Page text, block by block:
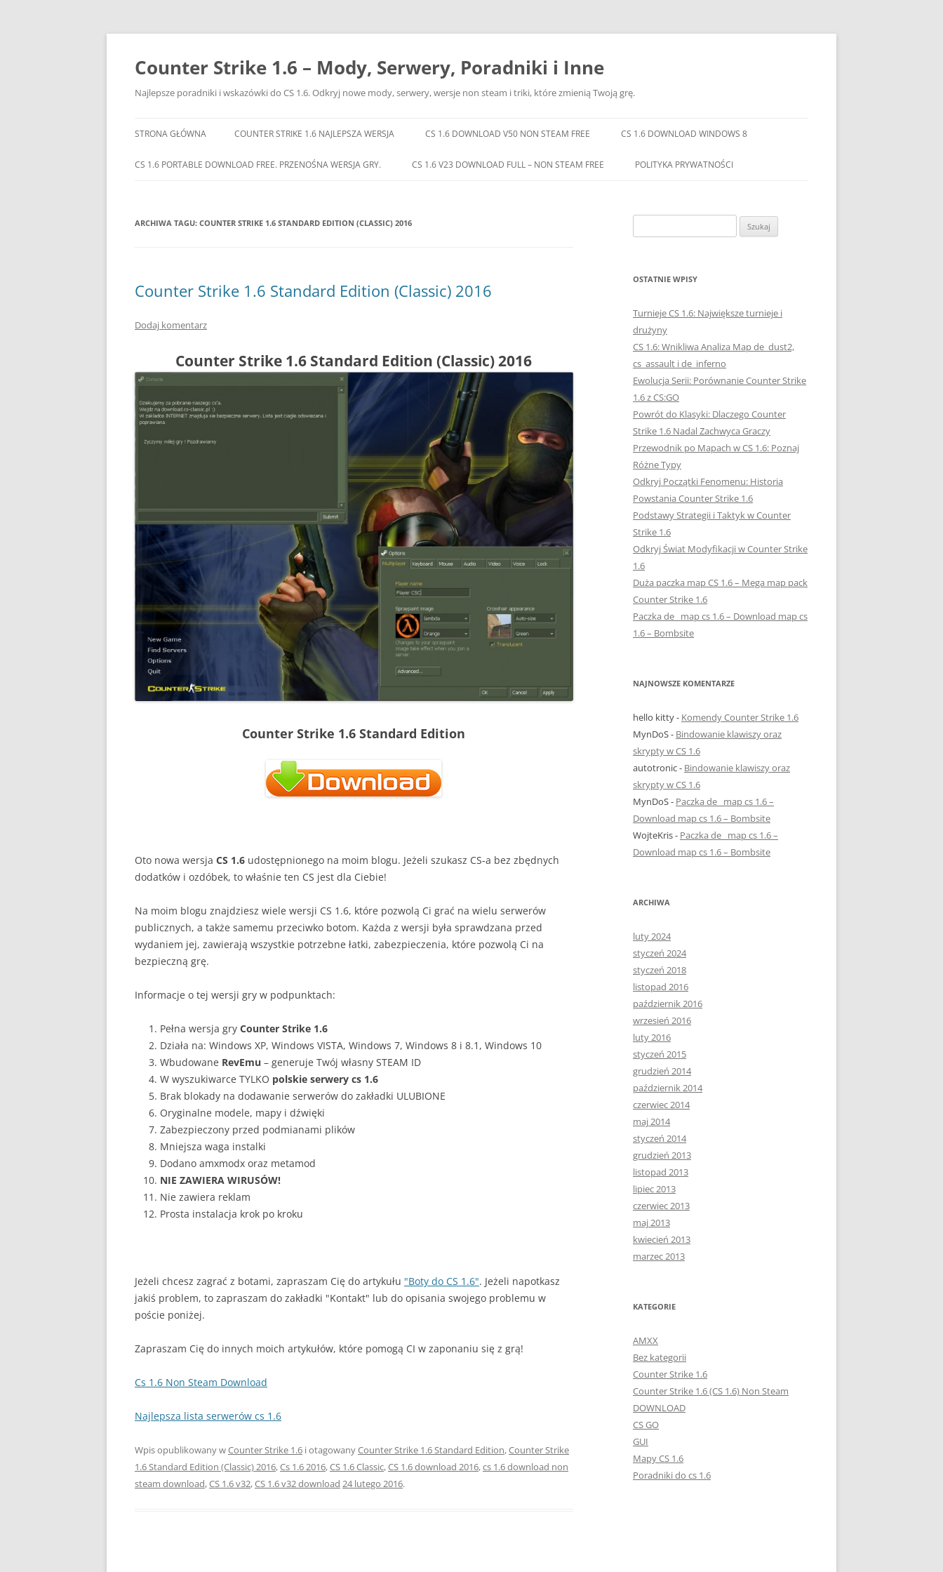
Przejdź
Counter Strike 1.6 – Mody, Serwery, Poradniki i Inne
Najlepsze poradniki i wskazówki do CS 1.6. Odkryj nowe mody, serwery, wersje non steam i triki, które zmienią Twoją grę.
STRONA GŁÓWNA COUNTER STRIKE 1.6 NAJLEPSZA WERSJA CS 1.6 DOWNLOAD V50 NON STEAM FREE CS 1.6 DOWNLOAD WINDOWS 8
CS 1.6 PORTABLE DOWNLOAD FREE. PRZENOŚNA WERSJA GRY. CS 1.6 V23 DOWNLOAD FULL – NON STEAM FREE POLITYKA PRYWATNOŚCI
ARCHIWA TAGU: COUNTER STRIKE 1.6 STANDARD EDITION (CLASSIC) 2016
Counter Strike 1.6 Standard Edition (Classic) 2016
Dodaj komentarz
Counter Strike 1.6 Standard Edition (Classic) 2016
Counter Strike 1.6 Standard Edition
Oto nowa wersja CS 1.6 udostępnionego na moim blogu. Jeżeli szukasz CS-a bez zbędnych
dodatków i ozdóbek, to właśnie ten CS jest dla Ciebie!
Na moim blogu znajdziesz wiele wersji CS 1.6, które pozwolą Ci grać na wielu serwerów
publicznych, a także samemu przeciwko botom. Każda z wersji była sprawdzana przed
wydaniem jej, zawierają wszystkie potrzebne łatki, zabezpieczenia, które pozwolą Ci na
bezpieczną grę.
Informacje o tej wersji gry w podpunktach:
Pełna wersja gry Counter Strike 1.6
Działa na: Windows XP, Windows VISTA, Windows 7, Windows 8 i 8.1, Windows 10
Wbudowane RevEmu – generuje Twój własny STEAM ID
W wyszukiwarce TYLKO polskie serwery cs 1.6
Brak blokady na dodawanie serwerów do zakładki ULUBIONE
Oryginalne modele, mapy i dźwięki
Zabezpieczony przed podmianami plików
Mniejsza waga instalki
Dodano amxmodx oraz metamod
NIE ZAWIERA WIRUSÓW!
Nie zawiera reklam
Prosta instalacja krok po kroku
Jeżeli chcesz zagrać z botami, zapraszam Cię do artykułu "Boty do CS 1.6". Jeżeli napotkasz
jakiś problem, to zapraszam do zakładki "Kontakt" lub do opisania swojego problemu w
poście poniżej.
Zapraszam Cię do innych moich artykułów, które pomogą CI w zaponaniu się z grą!
Cs 1.6 Non Steam Download
Najlepsza lista serwerów cs 1.6
Wpis opublikowany wCounter Strike 1.6 i otagowanyCounter Strike 1.6 Standard Edition,Counter Strike
1.6 Standard Edition (Classic) 2016,Cs 1.6 2016,CS 1.6 Classic,CS 1.6 download 2016,cs 1.6 download non
steam download,CS 1.6 v32,CS 1.6 v32 download 24 lutego 2016.
OSTATNIE WPISY
Turnieje CS 1.6: Największe turnieje i
drużyny
CS 1.6: Wnikliwa Analiza Map de_dust2,
cs_assault i de_inferno
Ewolucja Serii: Porównanie Counter Strike
1.6 z CS:GO
Powrót do Klasyki: Dlaczego Counter
Strike 1.6 Nadal Zachwyca Graczy
Przewodnik po Mapach w CS 1.6: Poznaj
Różne Typy
Odkryj Początki Fenomenu: Historia
Powstania Counter Strike 1.6
Podstawy Strategii i Taktyk w Counter
Strike 1.6
Odkryj Świat Modyfikacji w Counter Strike
1.6
Duża paczka map CS 1.6 – Mega map pack
Counter Strike 1.6
Paczka de_ map cs 1.6 – Download map cs
1.6 – Bombsite
NAJNOWSZE KOMENTARZE
hello kitty- Komendy Counter Strike 1.6
MynDoS- Bindowanie klawiszy oraz
skrypty w CS 1.6
autotronic- Bindowanie klawiszy oraz
skrypty w CS 1.6
MynDoS- Paczka de_ map cs 1.6 –
Download map cs 1.6 – Bombsite
WojteKris- Paczka de_ map cs 1.6 –
Download map cs 1.6 – Bombsite
ARCHIWA
luty 2024
styczeń 2024
styczeń 2018
listopad 2016
październik 2016
wrzesień 2016
luty 2016
styczeń 2015
grudzień 2014
październik 2014
czerwiec 2014
maj 2014
styczeń 2014
grudzień 2013
listopad 2013
lipiec 2013
czerwiec 2013
maj 2013
kwiecień 2013
marzec 2013
KATEGORIE
AMXX
Bez kategorii
Counter Strike 1.6
Counter Strike 1.6 (CS 1.6) Non Steam
DOWNLOAD
CS GO
GUI
Mapy CS 1.6
Poradniki do cs 1.6